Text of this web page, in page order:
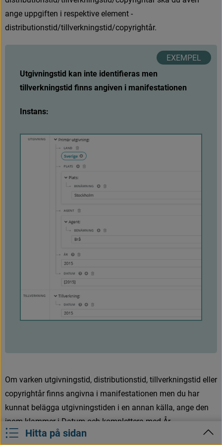
ange uppgiften i respektive element -
distributionstid/tillverkningstid/copyrightår.
Utgivningstid kan inte identifieras men
tillverkningstid finns angiven i manifestationen
Instans:
Om varken utgivningstid, distributionstid, tillverkningstid eller
copyrightår fnns angivna i manifestationen men du har
kunnat belägga utgivningstiden i en annan källa, ange den
inom klammer i Datum och komplettera med År.
Hitta på sidan